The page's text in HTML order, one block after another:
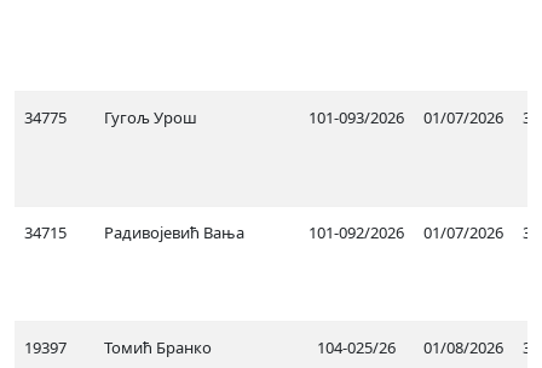
34775 Гугољ Урош 101-093/2026 01/07/2026
34715 Радивојевић Вања 101-092/2026 01/07/2026
19397 Томић Бранко 104-025/26 01/08/2026